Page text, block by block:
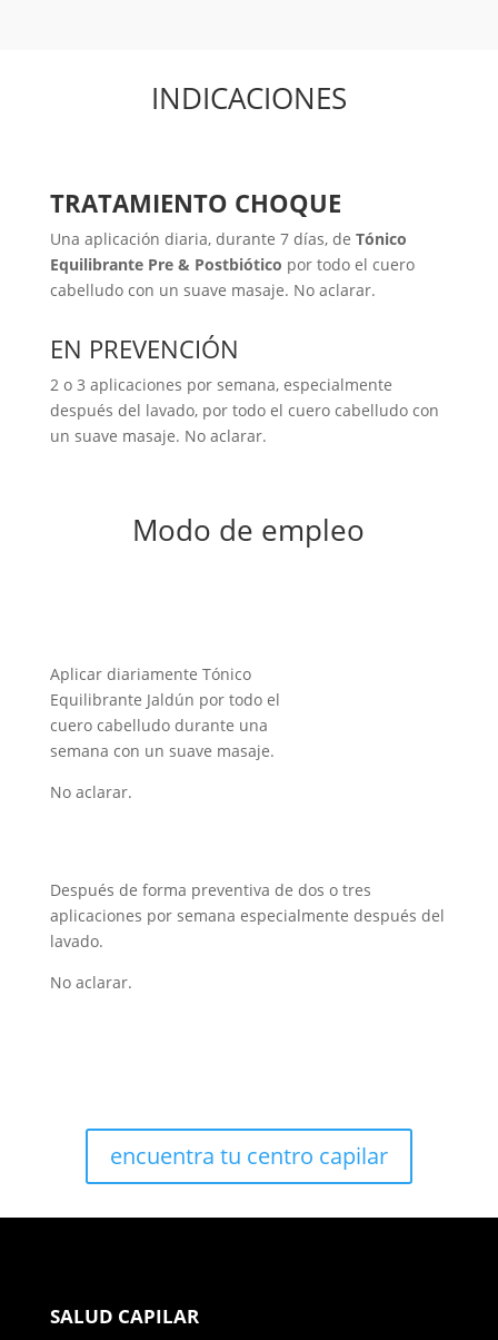
INDICACIONES
TRATAMIENTO CHOQUE
Una aplicación diaria, durante 7 días, de Tónico
Equilibrante Pre & Postbiótico por todo el cuero
cabelludo con un suave masaje. No aclarar.
EN PREVENCIÓN
2 o 3 aplicaciones por semana, especialmente
después del lavado, por todo el cuero cabelludo con
un suave masaje. No aclarar.
Modo de empleo
Aplicar diariamente Tónico
Equilibrante Jaldún por todo el
cuero cabelludo durante una
semana con un suave masaje.
No aclarar.
Después de forma preventiva de dos o tres
aplicaciones por semana especialmente después del
lavado.
No aclarar.
encuentra tu centro capilar
SALUD CAPILAR